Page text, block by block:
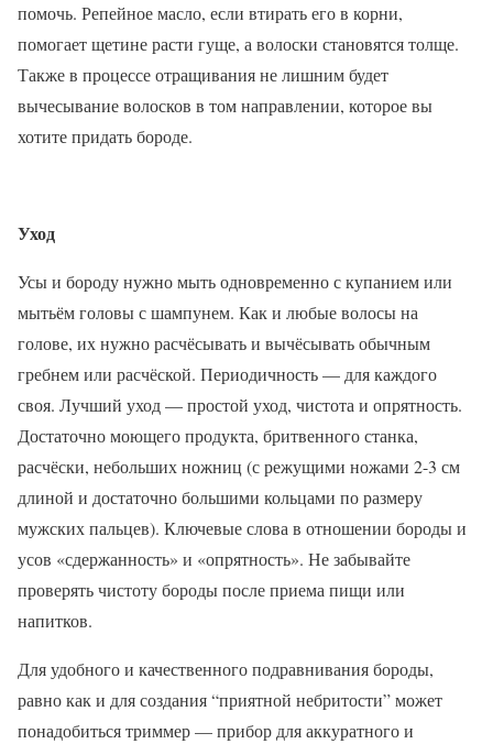
помочь. Репейное масло, если втирать его в корни,
помогает щетине расти гуще, а волоски становятся толще.
Также в процессе отращивания не лишним будет
вычесывание волосков в том направлении, которое вы
хотите придать бороде.
Уход
Усы и бороду нужно мыть одновременно с купанием или
мытьём головы с шампунем. Как и любые волосы на
голове, их нужно расчёсывать и вычёсывать обычным
гребнем или расчёской. Периодичность — для каждого
своя. Лучший уход — простой уход, чистота и опрятность.
Достаточно моющего продукта, бритвенного станка,
расчёски, небольших ножниц (с режущими ножами 2-3 см
длиной и достаточно большими кольцами по размеру
мужских пальцев). Ключевые слова в отношении бороды и
усов «сдержанность» и «опрятность». Не забывайте
проверять чистоту бороды после приема пищи или
напитков.
Для удобного и качественного подравнивания бороды,
равно как и для создания “приятной небритости” может
понадобиться триммер — прибор для аккуратного и